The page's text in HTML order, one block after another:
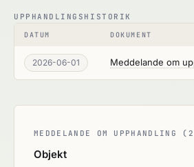
UPPHANDLINGSHISTORIK
DATUM DOKUMENT
2026-06-01 Meddelande om
MEDDELANDE OM UPPHANDLING
Objekt